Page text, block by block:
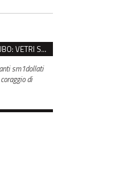
REGGIO, PIAZZALE EUROPA È UN INCUBO: VETRI SPACCATI E FURTI SULLE AUTO IN SOSTA
sm1dollati
di